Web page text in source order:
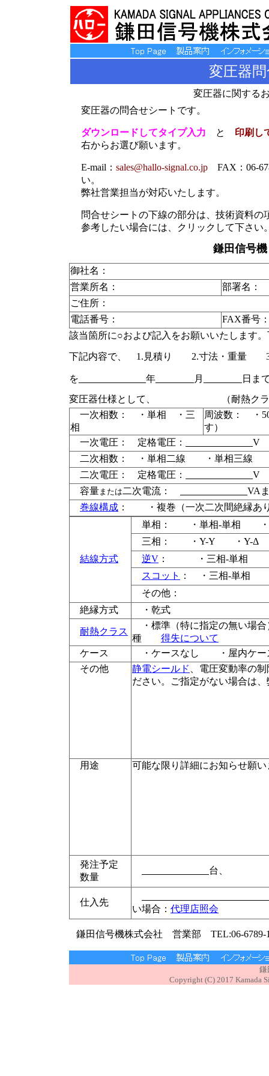
変圧器
変圧器に関する
変圧器の問合せシートです。
ダウンロードしてタイプ入力 と 印刷し
右からお選び願います。
E-mail： sales@hallo-signal.co.jp FAX：06-
い。
弊社営業担当が対応いたします。
問合せシートの下線の部分は、技術資料の
参考したい場合には、クリックして下さい
鎌田信号
御社名：
営業所名：
部署名：
ご住所：
電話番号：
FAX番号
該当箇所に○および記入をお願いいたします
下記内容で、 1.見積り 2.寸法・重量
を 年 月
日ま
変圧器仕様として、
（耐熱ク
一次相数： ・単相 ・三
相
周波数： ・
す）
一次電圧： 定格電圧：
V
二次相数： ・単相二線 ・単相三線
二次電圧： 定格電圧：
V
容量または 二次電流：
VA
巻線構成 ： ・複巻（一次二次間絶縁あ
結線方式
単相： ・単相-単相 ・
三相： ・Y-Y ・Y-Δ
逆V ： ・三相-単相 ・
スコット
： ・三相-単相
その他：
絶縁方式
・乾式
耐熱クラス
・標準（特に指定の
種 得失について
ケース
・ケースなし ・屋内ケー
その他
静電シールド
、電圧変動率の
ださい。ご指定がない場合は
用途 可能な限り詳細にお知らせ願い
発注予定
数量
台、
仕入先
い場合： 代理店照会
鎌田信号機株式会社 営業部 TEL:06-6789-
鎌
Copyright (C) 2017 Kamada